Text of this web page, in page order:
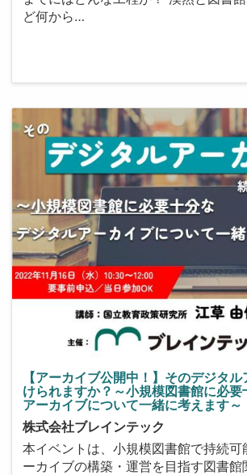
ど何から…
【アーカイブ公開中！】そのデジタ
けられますか？～小規模図書館に必
アーカイブについて一緒に考えます～
株式会社ブレインテック
本イベントは、小規模図書館で持続可
ーカイブの構築・運営を目指す図書館